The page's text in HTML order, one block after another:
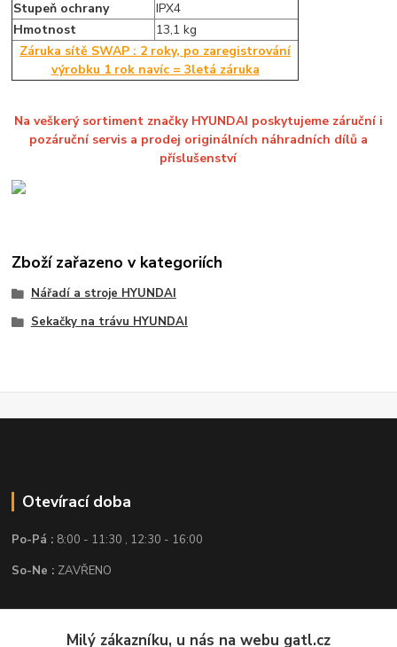
Stupeň ochrany
IPX4
Hmotnost
13,1 kg
Záruka sítě SWAP : 2 roky, po zaregistrování
výrobku 1 rok navíc = 3letá záruka
Na veškerý sortiment značky HYUNDAI poskytujeme záruční i
pozáruční servis a prodej originálních náhradních dílů a
příslušenství
Zboží zařazeno v kategoriích
Nářadí a stroje HYUNDAI
Sekačky na trávu HYUNDAI
Otevírací doba
Po-Pá : 8:00 - 11:30 , 12:30 - 16:00
So-Ne : ZAVŘENO
KontaktMilý zákazníku, u nás na webu gatl.cz